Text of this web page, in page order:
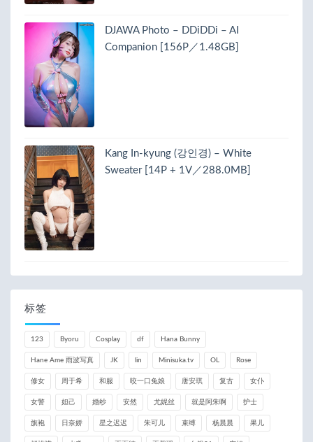
DJAWA Photo – DDiDDi – AI
Companion [156P／1.48GB]
Kang In-kyung (강인경) – White
Sweater [14P + 1V／288.0MB]
标签
123 Byoru Cosplay df Hana Bunny
Hane Ame 雨波写真 JK lin Minisuka.tv OL Rose
修女 周于希 和服 咬一口兔娘 唐安琪 复古 女仆
女警 妲己 婚纱 安然 尤妮丝 就是阿朱啊 护士
旗袍 日奈娇 星之迟迟 朱可儿 束缚 杨晨晨 果儿